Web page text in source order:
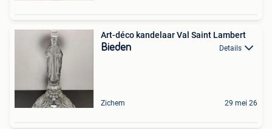
Art-déco kandelaar Val Saint Lambert
Bieden Details
Zichem 29 mei 26